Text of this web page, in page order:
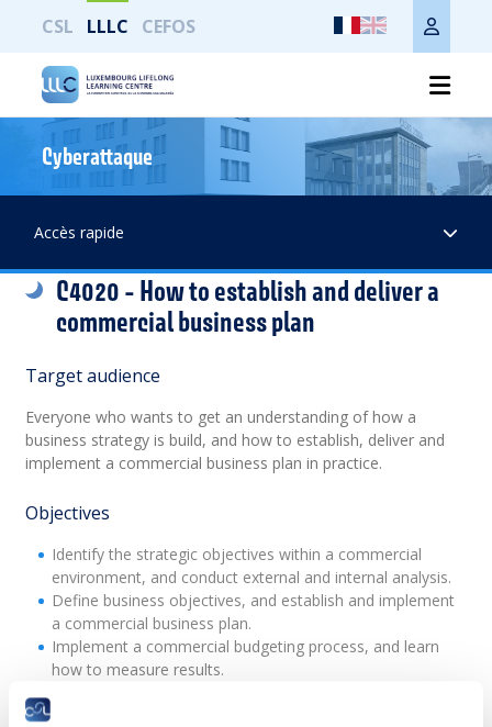
CSL LLLC CEFOS
Cyberattaque
Accès rapide
C4020 - How to establish and deliver a
commercial business plan
Target audience
Everyone who wants to get an understanding of how a
business strategy is build, and how to establish, deliver and
implement a commercial business plan in practice.
Objectives
Identify the strategic objectives within a commercial
environment, and conduct external and internal analysis.
Define business objectives, and establish and implement
a commercial business plan.
Implement a commercial budgeting process, and learn
how to measure results.